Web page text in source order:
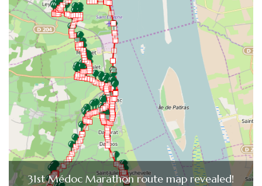
31st Médoc Marathon route map revealed!